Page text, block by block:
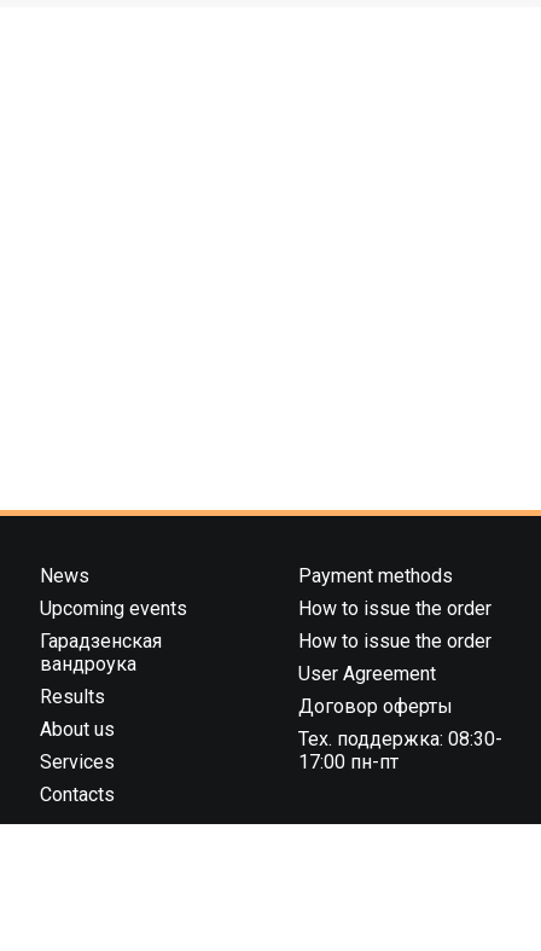
News
Upcoming events
Гарадзенская
вандроука
Results
About us
Services
Contacts
Payment methods
How to issue the order
How to issue the order
User Agreement
Договор оферты
Тех. поддержка: 08:30-
17:00 пн-пт